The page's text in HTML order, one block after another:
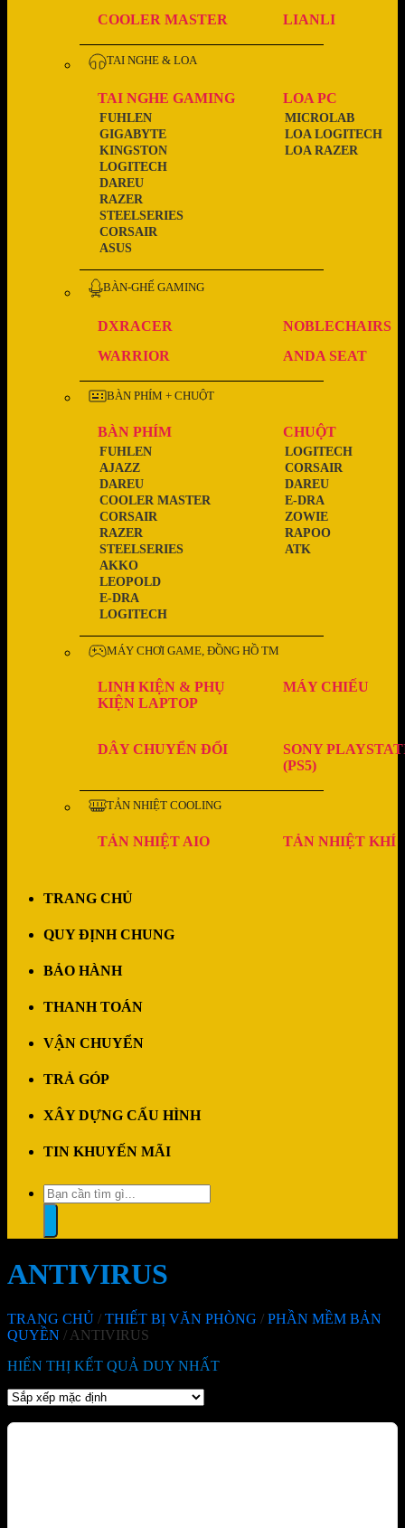
COOLER MASTER
LIANLI
TAI NGHE & LOA
TAI NGHE GAMING
ASUS
CORSAIR
STEELSERIES
RAZER
DAREU
LOGITECH
KINGSTON
GIGABYTE
FUHLEN
LOA PC
LOA RAZER
LOA LOGITECH
MICROLAB
BÀN-GHẾ GAMING
DXRACER
NOBLECHAIRS
WARRIOR
ANDA SEAT
BÀN PHÍM + CHUỘT
BÀN PHÍM
LOGITECH
E-DRA
LEOPOLD
AKKO
STEELSERIES
RAZER
CORSAIR
COOLER MASTER
DAREU
AJAZZ
FUHLEN
CHUỘT
ATK
RAPOO
ZOWIE
E-DRA
DAREU
CORSAIR
LOGITECH
MÁY CHƠI GAME, ĐỒNG HỒ TM
LINH KIỆN & PHỤ
KIỆN LAPTOP
MÁY CHIẾU
DÂY CHUYỂN ĐỔI
SONY
(PS5)
TẢN NHIỆT COOLING
TẢN NHIỆT AIO TẢN NHIỆT KHÍ
TRANG CHỦ
QUY ĐỊNH CHUNG
BẢO HÀNH
THANH TOÁN
VẬN CHUYỂN
TRẢ GÓP
XÂY DỰNG CẤU HÌNH
TIN KHUYẾN MÃI
Tìm
kiếm:
ANTIVIRUS
TRANG CHỦ / THIẾT BỊ VĂN PHÒNG / PHẦN MỀM BẢN
QUYỀN / ANTIVIRUS
HIỂN THỊ KẾT QUẢ DUY NHẤT